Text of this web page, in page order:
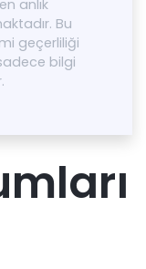
anlık
Bu
geçerliliği
bilgi